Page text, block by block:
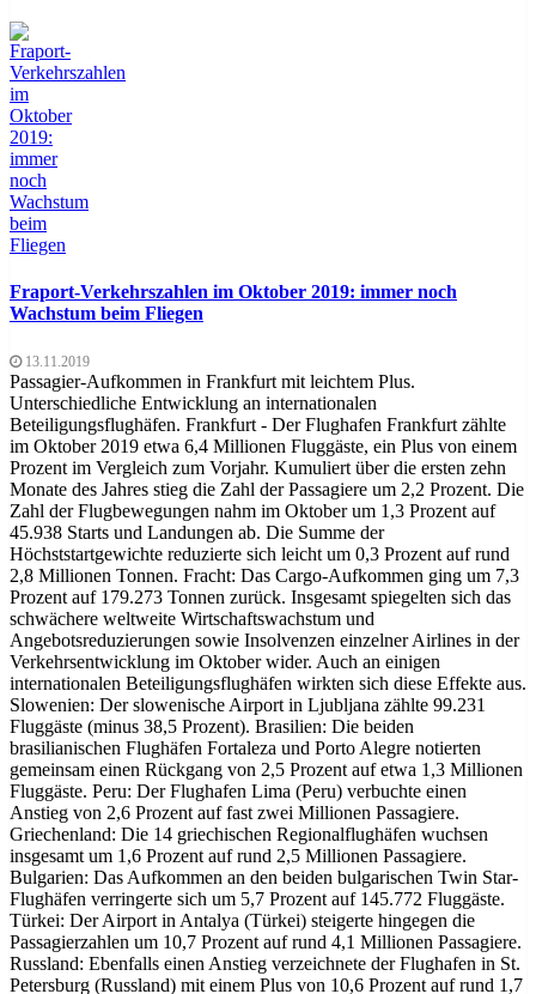
Fraport-Verkehrszahlen im Oktober 2019: immer noch
Wachstum beim Fliegen
13.11.2019
Passagier-Aufkommen in Frankfurt mit leichtem Plus.
Unterschiedliche Entwicklung an internationalen
Beteiligungsflughäfen. Frankfurt - Der Flughafen Frankfurt zählte
im Oktober 2019 etwa 6,4 Millionen Fluggäste, ein Plus von einem
Prozent im Vergleich zum Vorjahr. Kumuliert über die ersten zehn
Monate des Jahres stieg die Zahl der Passagiere um 2,2 Prozent. Die
Zahl der Flugbewegungen nahm im Oktober um 1,3 Prozent auf
45.938 Starts und Landungen ab. Die Summe der
Höchststartgewichte reduzierte sich leicht um 0,3 Prozent auf rund
2,8 Millionen Tonnen. Fracht: Das Cargo-Aufkommen ging um 7,3
Prozent auf 179.273 Tonnen zurück. Insgesamt spiegelten sich das
schwächere weltweite Wirtschaftswachstum und
Angebotsreduzierungen sowie Insolvenzen einzelner Airlines in der
Verkehrsentwicklung im Oktober wider. Auch an einigen
internationalen Beteiligungsflughäfen wirkten sich diese Effekte aus.
Slowenien: Der slowenische Airport in Ljubljana zählte 99.231
Fluggäste (minus 38,5 Prozent). Brasilien: Die beiden
brasilianischen Flughäfen Fortaleza und Porto Alegre notierten
gemeinsam einen Rückgang von 2,5 Prozent auf etwa 1,3 Millionen
Fluggäste. Peru: Der Flughafen Lima (Peru) verbuchte einen
Anstieg von 2,6 Prozent auf fast zwei Millionen Passagiere.
Griechenland: Die 14 griechischen Regionalflughäfen wuchsen
insgesamt um 1,6 Prozent auf rund 2,5 Millionen Passagiere.
Bulgarien: Das Aufkommen an den beiden bulgarischen Twin Star-
Flughäfen verringerte sich um 5,7 Prozent auf 145.772 Fluggäste.
Türkei: Der Airport in Antalya (Türkei) steigerte hingegen die
Passagierzahlen um 10,7 Prozent auf rund 4,1 Millionen Passagiere.
Russland: Ebenfalls einen Anstieg verzeichnete der Flughafen in St.
Petersburg (Russland) mit einem Plus von 10,6 Prozent auf rund 1,7